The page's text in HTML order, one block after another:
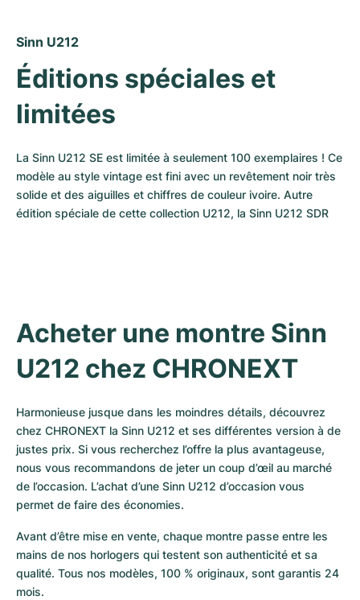
Sinn U212
Éditions spéciales et
limitées
La Sinn U212 SE est limitée à seulement 100 exemplaires ! Ce
modèle au style vintage est fini avec un revêtement noir très
solide et des aiguilles et chiffres de couleur ivoire. Autre
édition spéciale de cette collection U212, la Sinn U212 SDR
Acheter une montre Sinn
U212 chez CHRONEXT
Harmonieuse jusque dans les moindres détails, découvrez
chez CHRONEXT la Sinn U212 et ses différentes version à de
justes prix. Si vous recherchez l’offre la plus avantageuse,
nous vous recommandons de jeter un coup d’œil au marché
de l’occasion. L’achat d’une Sinn U212 d’occasion vous
permet de faire des économies.
Avant d’être mise en vente, chaque montre passe entre les
mains de nos horlogers qui testent son authenticité et sa
qualité. Tous nos modèles, 100 % originaux, sont garantis 24
mois.